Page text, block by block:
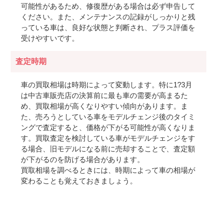
可能性があるため、修復歴がある場合は必ず申告して
ください。また、メンテナンスの記録がしっかりと残
っている車は、良好な状態と判断され、プラス評価を
受けやすいです。
査定時期
車の買取相場は時期によって変動します。特に1?3月
は中古車販売店の決算前に最も車の需要が高まるた
め、買取相場が高くなりやすい傾向があります。ま
た、売ろうとしている車をモデルチェンジ後のタイミ
ングで査定すると、価格が下がる可能性が高くなりま
す。買取査定を検討している車がモデルチェンジをす
る場合、旧モデルになる前に売却することで、査定額
が下がるのを防げる場合があります。
買取相場を調べるときには、時期によって車の相場が
変わることも覚えておきましょう。